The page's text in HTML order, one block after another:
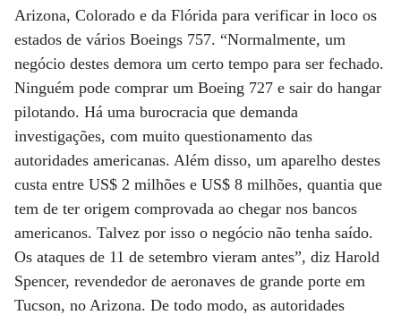
Arizona, Colorado e da Flórida para verificar in loco os
estados de vários Boeings 757. “Normalmente, um
negócio destes demora um certo tempo para ser fechado.
Ninguém pode comprar um Boeing 727 e sair do hangar
pilotando. Há uma burocracia que demanda
investigações, com muito questionamento das
autoridades americanas. Além disso, um aparelho destes
custa entre US$ 2 milhões e US$ 8 milhões, quantia que
tem de ter origem comprovada ao chegar nos bancos
americanos. Talvez por isso o negócio não tenha saído.
Os ataques de 11 de setembro vieram antes”, diz Harold
Spencer, revendedor de aeronaves de grande porte em
Tucson, no Arizona. De todo modo, as autoridades